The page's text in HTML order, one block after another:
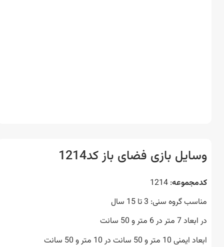
بازی فضای باز کد1214
: 1214
گروه سنی: 3 تا 15 سال
و 50 سانت در 10 متر و 50 سانت